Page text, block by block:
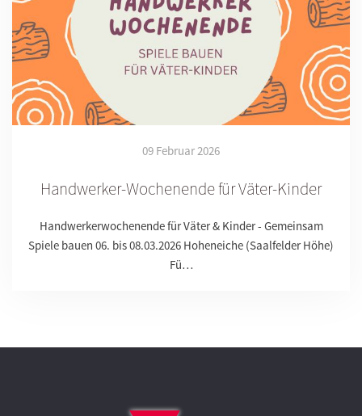
09 Februar 2026
Handwerker-Wochenende für Väter-Kinder
Handwerkerwochenende für Väter & Kinder - Gemeinsam
Spiele bauen 06. bis 08.03.2026 Hoheneiche (Saalfelder Höhe)
Fü…